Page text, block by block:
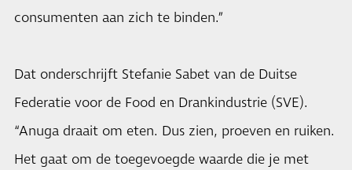
consumenten aan zich te binden.”
Dat onderschrijft Stefanie Sabet van de Duitse
Federatie voor de Food en Drankindustrie (SVE).
“Anuga draait om eten. Dus zien, proeven en ruiken.
Het gaat om de toegevoegde waarde die je met